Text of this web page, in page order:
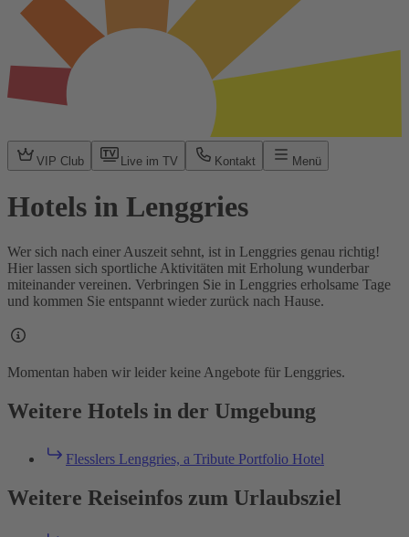
VIP Club Live im TV Kontakt Menü
Hotels in Lenggries
Wer sich nach einer Auszeit sehnt, ist in Lenggries genau richtig!
Hier lassen sich sportliche Aktivitäten mit Erholung wunderbar
miteinander vereinen. Verbringen Sie in Lenggries erholsame Tage
und kommen Sie entspannt wieder zurück nach Hause.
Momentan haben wir leider keine Angebote für Lenggries.
Weitere Hotels in der Umgebung
Flesslers Lenggries, a Tribute Portfolio Hotel
Weitere Reiseinfos zum Urlaubsziel